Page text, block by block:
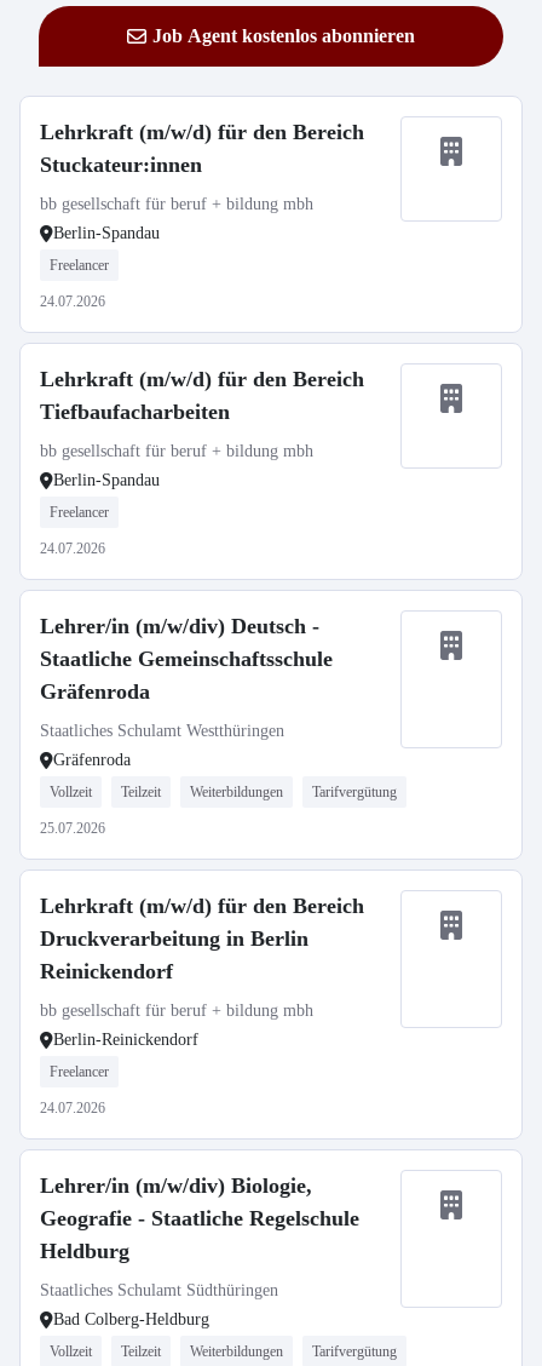
Job Agent kostenlos abonnieren
Lehrkraft (m/w/d) für den Bereich
Stuckateur:innen
bb gesellschaft für beruf + bildung mbh
Berlin-Spandau
Freelancer
24.07.2026
Lehrkraft (m/w/d) für den Bereich
Tiefbaufacharbeiten
bb gesellschaft für beruf + bildung mbh
Berlin-Spandau
Freelancer
24.07.2026
Lehrer/in (m/w/div) Deutsch -
Staatliche Gemeinschaftsschule
Gräfenroda
Staatliches Schulamt Westthüringen
Gräfenroda
Vollzeit Teilzeit Weiterbildungen Tarifvergütung
25.07.2026
Lehrkraft (m/w/d) für den Bereich
Druckverarbeitung in Berlin
Reinickendorf
bb gesellschaft für beruf + bildung mbh
Berlin-Reinickendorf
Freelancer
24.07.2026
Lehrer/in (m/w/div) Biologie,
Geografie - Staatliche Regelschule
Heldburg
Staatliches Schulamt Südthüringen
Bad Colberg-Heldburg
Vollzeit Teilzeit Weiterbildungen Tarifvergütung